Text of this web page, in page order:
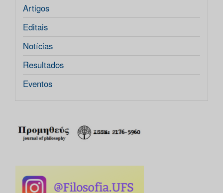
Artigos
Editais
Notícias
Resultados
Eventos